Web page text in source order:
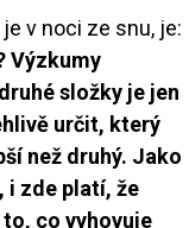
v noci ze snu, je:
Výzkumy
složky je jen
určit, který
než druhý. Jako
i zde platí, že
co vyhovuje